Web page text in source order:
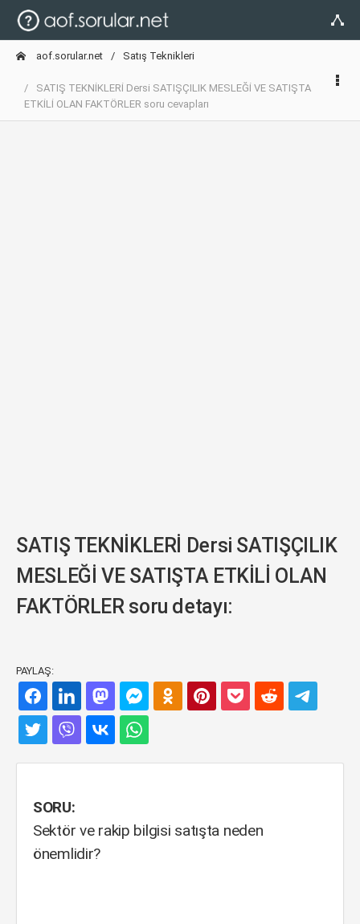
aof.sorular.net Satış Teknikleri
SATIŞ TEKNİKLERİ Dersi SATIŞÇILIK MESLEĞİ VE SATIŞTA
ETKİLİ OLAN FAKTÖRLER soru cevapları
SATIŞ TEKNİKLERİ Dersi SATIŞÇILIK
MESLEĞİ VE SATIŞTA ETKİLİ OLAN
FAKTÖRLER soru detayı:
PAYLAŞ:
SORU:
Sektör ve rakip bilgisi satışta neden
önemlidir?